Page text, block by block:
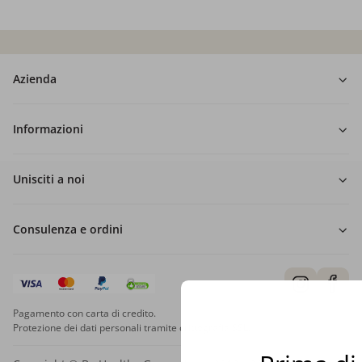
Azienda
Informazioni
Unisciti a noi
Consulenza e ordini
Pagamento con carta di credito.
Protezione dei dati personali tramite crittografia SSL.